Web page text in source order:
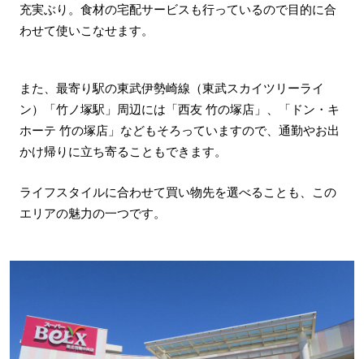
充実ぶり。食材の宅配サービスも行っているので目的に合
わせて使いこなせます。
また、最寄り駅の東武伊勢崎線（東武スカイツリーライ
ン）「竹ノ塚駅」周辺には「西友 竹の塚店」、「ドン・キ
ホーテ 竹の塚店」などもそろっていますので、通勤やお出
かけ帰りに立ち寄ることもできます。
ライフスタイルに合わせて買い物先を選べることも、この
エリアの魅力の一つです。